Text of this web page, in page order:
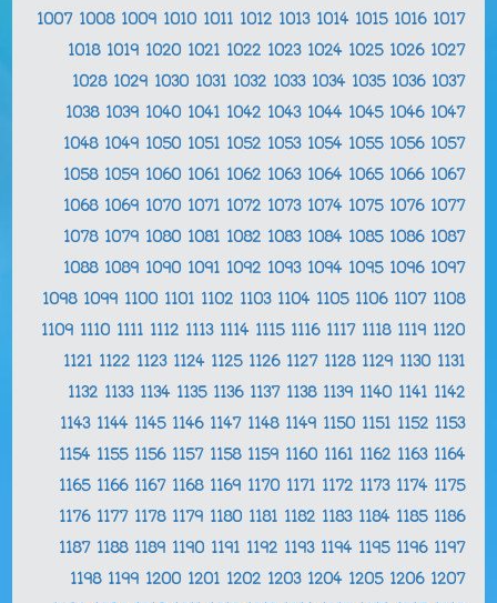
1007 1008 1009 1010 1011 1012 1013 1014 1015 1016 1017
1018 1019 1020 1021 1022 1023 1024 1025 1026 1027
1028 1029 1030 1031 1032 1033 1034 1035 1036 1037
1038 1039 1040 1041 1042 1043 1044 1045 1046 1047
1048 1049 1050 1051 1052 1053 1054 1055 1056 1057
1058 1059 1060 1061 1062 1063 1064 1065 1066 1067
1068 1069 1070 1071 1072 1073 1074 1075 1076 1077
1078 1079 1080 1081 1082 1083 1084 1085 1086 1087
1088 1089 1090 1091 1092 1093 1094 1095 1096 1097
1098 1099 1100 1101 1102 1103 1104 1105 1106 1107 1108
1109 1110 1111 1112 1113 1114 1115 1116 1117 1118 1119 1120
1121 1122 1123 1124 1125 1126 1127 1128 1129 1130 1131
1132 1133 1134 1135 1136 1137 1138 1139 1140 1141 1142
1143 1144 1145 1146 1147 1148 1149 1150 1151 1152 1153
1154 1155 1156 1157 1158 1159 1160 1161 1162 1163 1164
1165 1166 1167 1168 1169 1170 1171 1172 1173 1174 1175
1176 1177 1178 1179 1180 1181 1182 1183 1184 1185 1186
1187 1188 1189 1190 1191 1192 1193 1194 1195 1196 1197
1198 1199 1200 1201 1202 1203 1204 1205 1206 1207